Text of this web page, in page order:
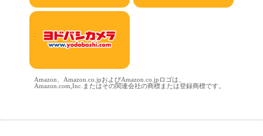
Amazon、Amazon.co.jpおよびAmazon.co.jpロゴは、
Amazon.com,Inc.またはその関連会社の商標または登録商標です。